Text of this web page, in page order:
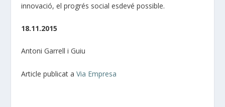
innovació, el progrés social esdevé possible.
18.11.2015
Antoni Garrell i Guiu
Article publicat aVia Empresa